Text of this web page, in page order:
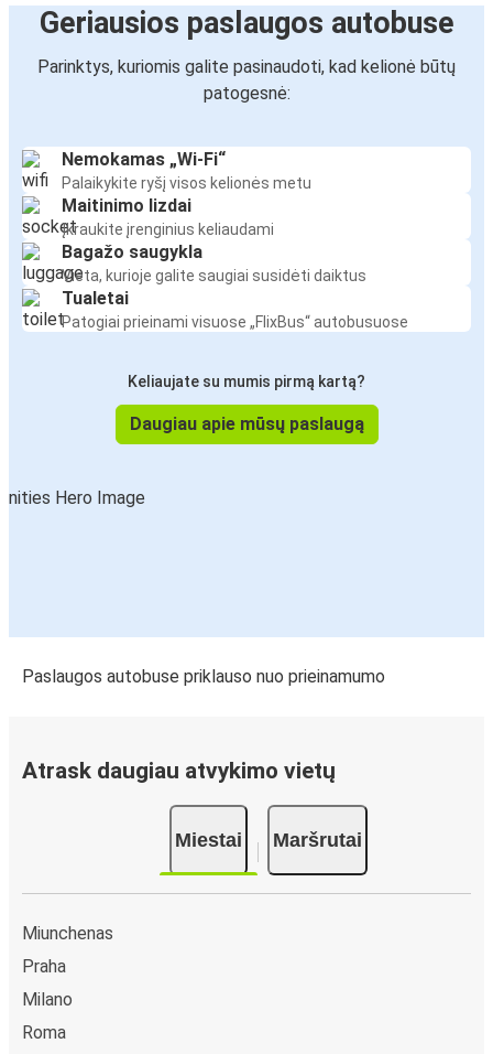
Geriausios paslaugos autobuse
Parinktys, kuriomis galite pasinaudoti, kad kelionė būtų
patogesnė:
Nemokamas „Wi-Fi“
Palaikykite ryšį visos kelionės metu
Maitinimo lizdai
Įkraukite įrenginius keliaudami
Bagažo saugykla
Vieta, kurioje galite saugiai susidėti daiktus
Tualetai
Patogiai prieinami visuose „FlixBus“ autobusuose
Keliaujate su mumis pirmą kartą?
Daugiau apie mūsų paslaugą
Paslaugos autobuse priklauso nuo prieinamumo
Atrask daugiau atvykimo vietų
Miestai Maršrutai
Miunchenas
Praha
Milano
Roma